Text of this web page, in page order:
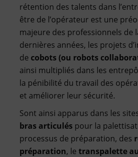
rétention des talents dans
être de l’opérateur est une
majeure des professionnels de
dernières années, les projets
de cobots (ou robots
ainsi multipliés dans les
la pénibilité du travail des
et améliorer leur sécurité.
Sont ainsi apparus dans les
bras articulés pour la
processus de préparation, des
préparation, le transpalette